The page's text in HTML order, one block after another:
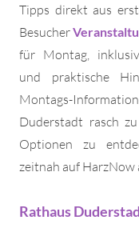
Tipps direkt aus
Besucher
für Montag,
und praktische
Montags-
Duderstadt rasch
Optionen zu
zeitnah auf HarzNow
Rathaus